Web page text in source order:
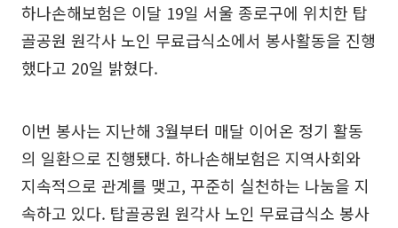
하나손해보험은 이달 19일 서울 종로구에 위치한 탑
골공원 원각사 노인 무료급식소에서 봉사활동을 진행
했다고 20일 밝혔다.
이번 봉사는 지난해 3월부터 매달 이어온 정기 활동
의 일환으로 진행됐다. 하나손해보험은 지역사회와
지속적으로 관계를 맺고, 꾸준히 실천하는 나눔을 지
속하고 있다. 탑골공원 원각사 노인 무료급식소 봉사